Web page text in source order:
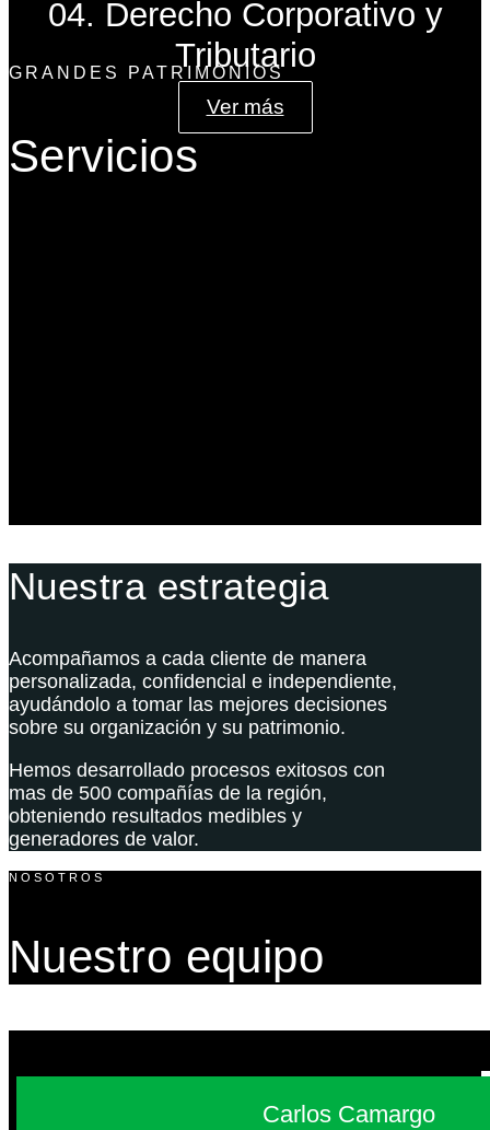
04. Derecho Corporativo y
Tributario
Ver más
GRANDES PATRIMONIOS
Servicios
Nuestra estrategia
Acompañamos a cada cliente de manera
personalizada, confidencial e independiente,
ayudándolo a tomar las mejores decisiones
sobre su organización y su patrimonio.
Hemos desarrollado procesos exitosos con
mas de 500 compañías de la región,
obteniendo resultados medibles y
generadores de valor.
NOSOTROS
Nuestro equipo
Carlos Camargo